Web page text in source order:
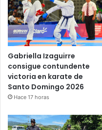
Gabriella Izaguirre
consigue contundente
victoria en karate de
Santo Domingo 2026
Hace 17 horas